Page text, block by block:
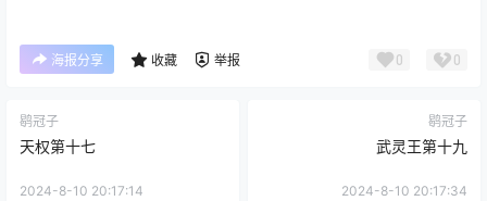
海报分享 收藏 举报 0 0
鹖冠子
天权第十七
2024-8-10 20:17:14
鹖冠子
武灵王第十九
2024-8-10 20:17:34